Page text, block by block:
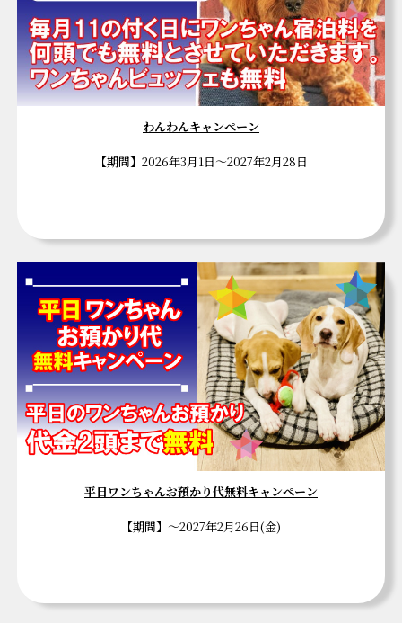
わんわんキャンペーン
【期間】2026年3月1日～2027年2月28日
平日ワンちゃんお預かり代無料キャンペーン
【期間】～2027年2月26日(金)